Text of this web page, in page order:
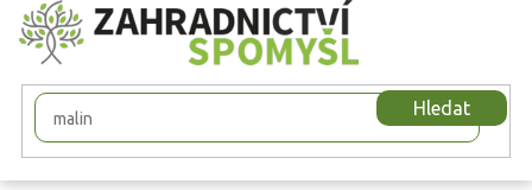
Přejít
na
obsah
Hledat